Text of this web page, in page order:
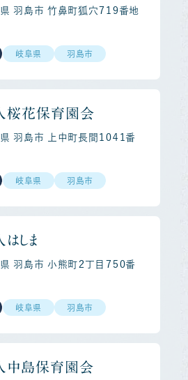
羽島市 竹鼻町狐穴７１９番地
岐阜県 羽島市
桜花保育園会
羽島市 上中町長間１０４１番
岐阜県 羽島市
しま
羽島市 小熊町２丁目７５０番
岐阜県 羽島市
中島保育園会